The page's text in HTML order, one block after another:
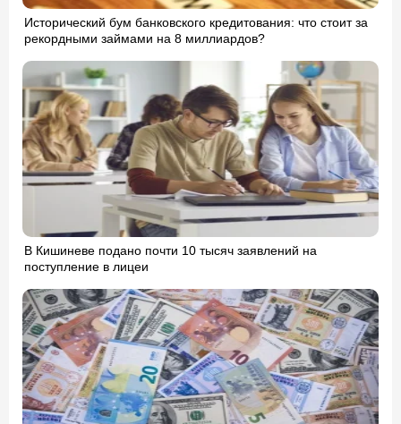
Исторический бум банковского кредитования: что стоит за
рекордными займами на 8 миллиардов?
В Кишиневе подано почти 10 тысяч заявлений на
поступление в лицеи